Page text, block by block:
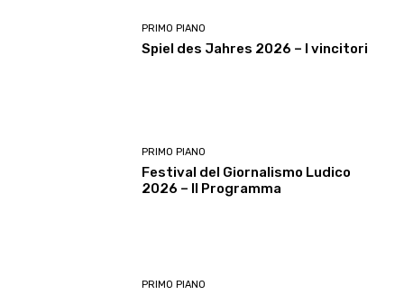
PRIMO PIANO
Spiel des Jahres 2026 – I vincitori
PRIMO PIANO
Festival del Giornalismo Ludico
2026 – Il Programma
PRIMO PIANO